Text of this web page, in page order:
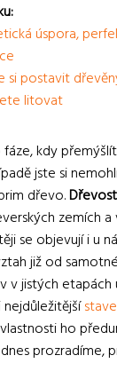
úspora,
si postavit
litovat
kdy
jste si
dřevo.
zemích
se objevují i u
již od
v jistých
ho
prozradíme,